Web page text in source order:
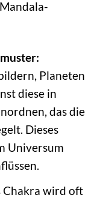
Planeten
diese in
das die
Dieses
Universum
Chakra wird oft